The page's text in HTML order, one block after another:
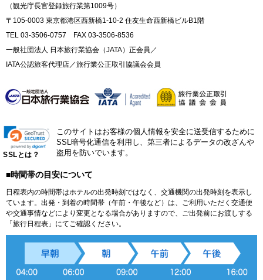
（観光庁長官登録旅行業第1009号）
〒105-0003 東京都港区西新橋1-10-2 住友生命西新橋ビルB1階
TEL 03-3506-0757 FAX 03-3506-8536
一般社団法人 日本旅行業協会（JATA）正会員／
IATA公認旅客代理店／旅行業公正取引協議会会員
SSLとは？
このサイトはお客様の個人情報を安全に送受信するために
SSL暗号化通信を利用し、第三者によるデータの改ざんや
盗用を防いでいます。
■時間帯の目安について
日程表内の時間帯はホテルの出発時刻ではなく、交通機関の出発時刻を表示し
ています。出発・到着の時間帯（午前・午後など）は、ご利用いただく交通便
や交通事情などにより変更となる場合がありますので、ご出発前にお渡しする
「旅行日程表」にてご確認ください。